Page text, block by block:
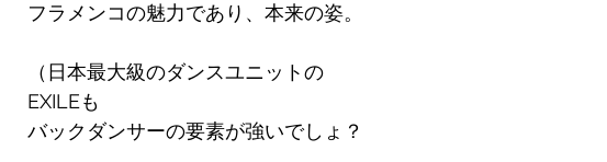
フラメンコの魅力であり、本来の姿。
（日本最大級のダンスユニットの
EXILEも
バックダンサーの要素が強いでしょ？